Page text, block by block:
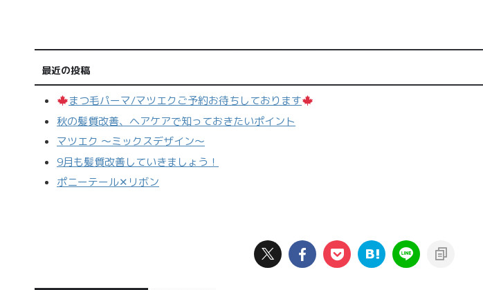
最近の投稿
まつ毛パーマ/マツエクご予約お待ちしております
秋の髪質改善、ヘアケアで知っておきたいポイント
マツエク 〜ミックスデザイン〜
9月も髪質改善していきましょう！
ポニーテール‪✕‬リボン